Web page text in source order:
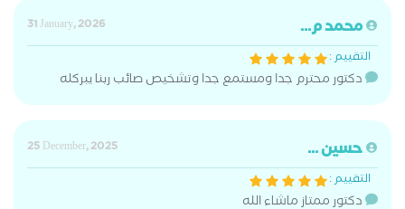
محمد م...
31 January, 2026
التقييم :
دكتور محترم جدا ومستمع جدا وتشخيص صائب ربنا يبركله
حسين ...
25 December, 2025
التقييم :
دكتور ممتاز ماشاء الله